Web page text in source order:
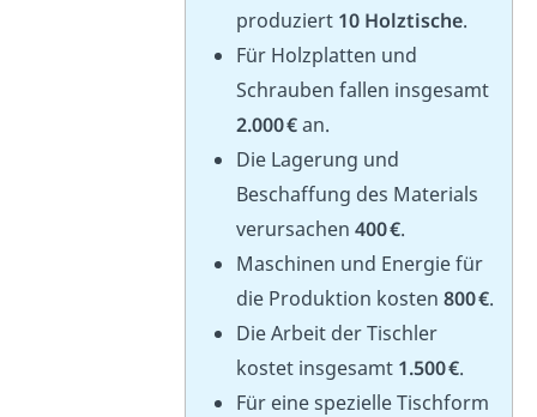
produziert10 Holztische.
Für Holzplatten und
Schrauben fallen insgesamt
2.000 €an.
Die Lagerung und
Beschaffung des Materials
verursachen 400 €.
Maschinen und Energie für
die Produktion kosten 800 €.
Die Arbeit der Tischler
kostet insgesamt 1.500 €.
Für eine spezielle Tischform